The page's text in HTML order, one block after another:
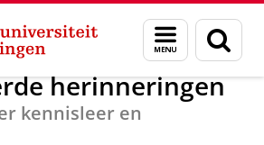
Menu
en
zoeken
Profielwerkstuk
herinneringen
kennisleer en